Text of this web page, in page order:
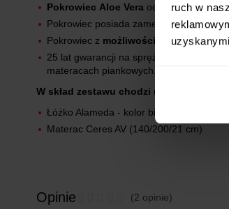
ruch w
Pokrowiec Aloe Vera oczyszcza,
Pokrowiec posiada zamek rozdzielczy
Pokrowiec z możliwością praniaw
25 lat gwarancji na sprężyny.Ciesz się
materacach piankowych.
W skład zestawu chodzi (szer./gł./wys.)
Łóżko Alameda - kolor biały połysk/dąb
Materac Ceres AV (140/200/21 cm)
Opinie (2 opinie)